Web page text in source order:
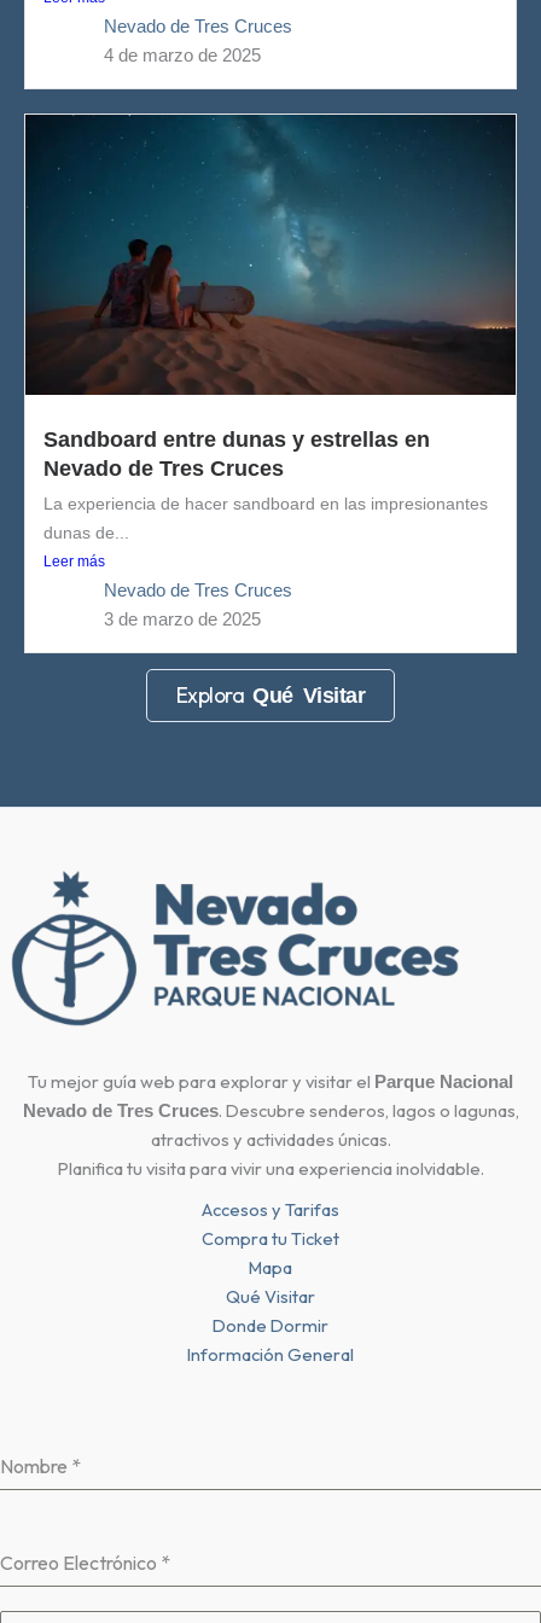
Nevado de Tres Cruces
4 de marzo de 2025
Sandboard entre dunas y estrellas en
Nevado de Tres Cruces
La experiencia de hacer sandboard en las impresionantes
dunas de...
Leer más
Nevado de Tres Cruces
3 de marzo de 2025
ExploraQué Visitar
Tu mejor guía web para explorar y visitar el Parque Nacional
Nevado de Tres Cruces. Descubre senderos, lagos o lagunas,
atractivos y actividades únicas.
Planifica tu visita para vivir una experiencia inolvidable.
Accesos y Tarifas
Compra tu Ticket
Mapa
Qué Visitar
Donde Dormir
Información General
Nombre *
Correo Electrónico *